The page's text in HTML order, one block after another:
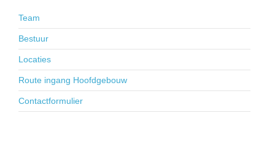
Team
Bestuur
Locaties
Route ingang Hoofdgebouw
Contactformulier